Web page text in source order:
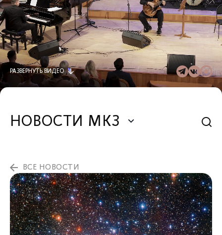
РАЗВЕРНУТЬ ВИДЕО
НОВОСТИ МКЗ
ВСЕ НОВОСТИ